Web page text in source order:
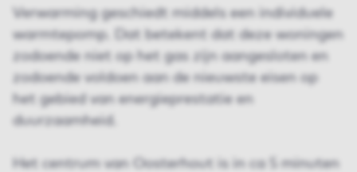
Verwarming geschiedt middels een individuele
warmtepomp. Dat betekent dat deze woningen
zodoende niet op het gas zijn aangesloten en
zodoende voldoen aan de nieuwste eisen op
het gebied van energieprestatie en
duurzaamheid.
Het centrum van Oosterhout is in ca 5 minuten